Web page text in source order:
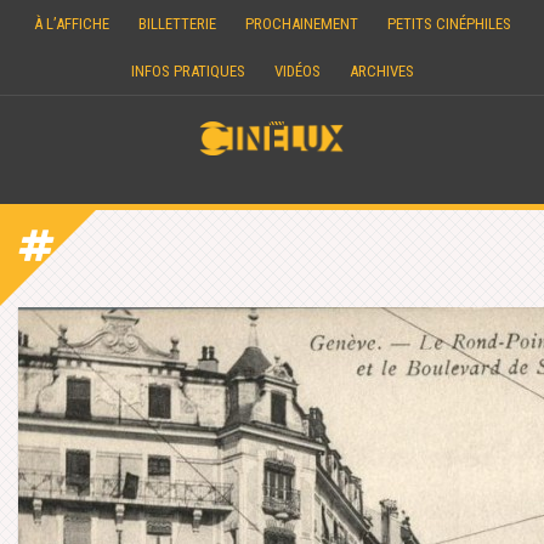
À L’AFFICHE BILLETTERIE PROCHAINEMENT PETITS CINÉPHILES
INFOS PRATIQUES VIDÉOS ARCHIVES